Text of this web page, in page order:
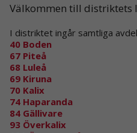
Välkommen till distriktets
I distriktet ingår samtliga
40 Boden
67 Piteå
68 Luleå
69 Kiruna
70 Kalix
74 Haparanda
84 Gällivare
93 Överkalix